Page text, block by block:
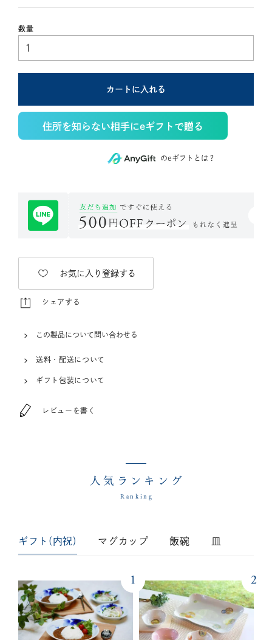
カートに入れる
住所を知らない相手にeギフトで贈る
のeギフトとは？
お気に入り登録する
シェアする
この製品について問い合わせる
送料・配送について
ギフト包装について
レビューを書く
人気ランキング
Ranking
ギフト(内祝) マグカップ 飯碗 皿
1 2